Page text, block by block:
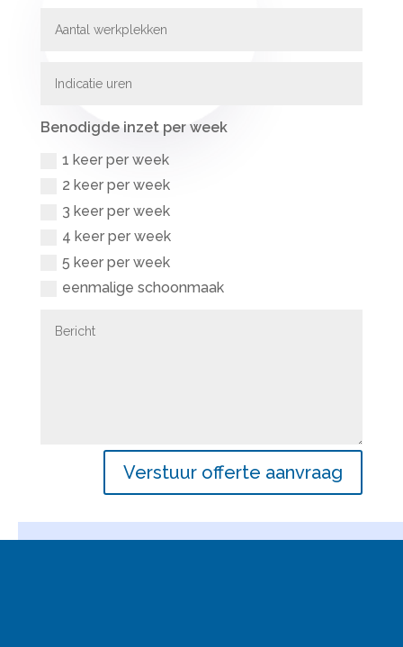
Benodigde inzet per week
1 keer per week
2 keer per week
3 keer per week
4 keer per week
5 keer per week
eenmalige schoonmaak
Verstuur offerte aanvraag